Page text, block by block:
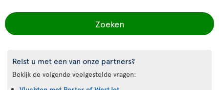
Zoeken
Reist u met een van onze partners?
Bekijk de volgende veelgestelde vragen: